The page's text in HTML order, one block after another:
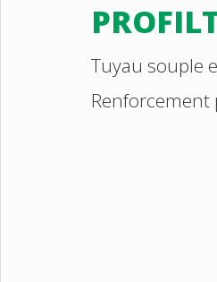
Tuyau souple
Renforcement